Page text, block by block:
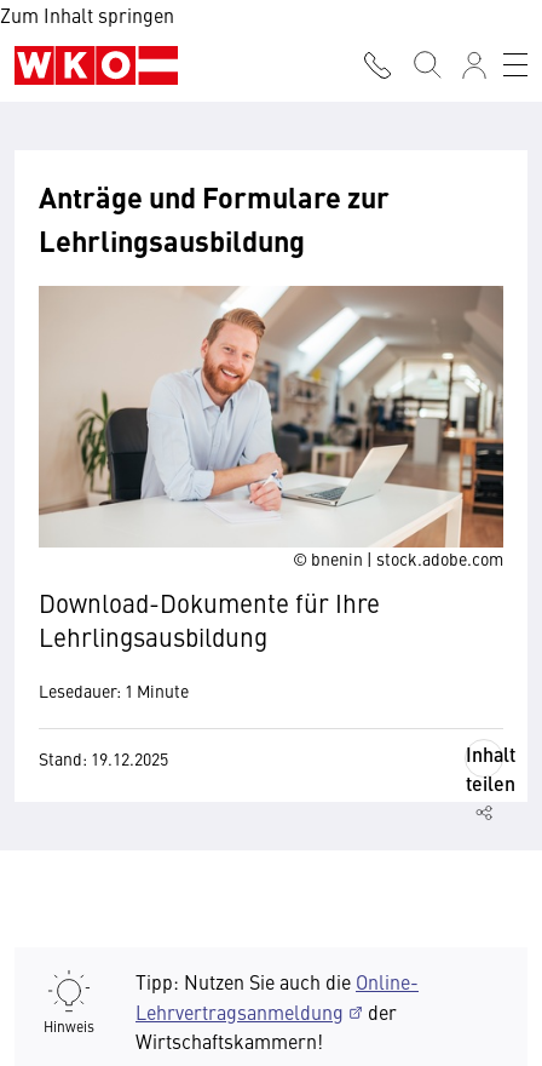
Zum Inhalt springen
© bnenin | stock.adobe.com
Anträge und Formulare zur
Lehrlingsausbildung
Download-Dokumente für Ihre
Lehrlingsausbildung
Lesedauer: 1 Minute
Stand: 19.12.2025
Inhalt
teilen
Hinweis
Tipp: Nutzen Sie auch die Online-
Lehrvertragsanmeldung
der
Wirtschaftskammern!